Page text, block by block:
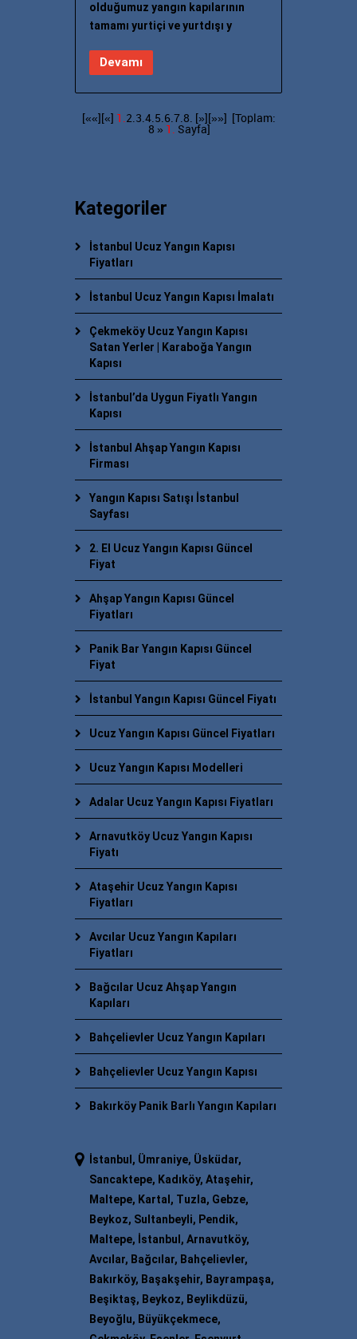
olduğumuz yangın kapılarının
tamamı yurtiçi ve yurtdışı y
Devamı
[««][«] 1.2.3.4.5.6.7.8. [»] [»»]
[Toplam:
8 » 1. Sayfa]
Kategoriler
İstanbul Ucuz Yangın Kapısı
Fiyatları
İstanbul Ucuz Yangın Kapısı İmalatı
Çekmeköy Ucuz Yangın Kapısı
Satan Yerler | Karaboğa Yangın
Kapısı
İstanbul’da Uygun Fiyatlı Yangın
Kapısı
İstanbul Ahşap Yangın Kapısı
Firması
Yangın Kapısı Satışı İstanbul
Sayfası
2. El Ucuz Yangın Kapısı Güncel
Fiyat
Ahşap Yangın Kapısı Güncel
Fiyatları
Panik Bar Yangın Kapısı Güncel
Fiyat
İstanbul Yangın Kapısı Güncel Fiyatı
Ucuz Yangın Kapısı Güncel Fiyatları
Ucuz Yangın Kapısı Modelleri
Adalar Ucuz Yangın Kapısı Fiyatları
Arnavutköy Ucuz Yangın Kapısı
Fiyatı
Ataşehir Ucuz Yangın Kapısı
Fiyatları
Avcılar Ucuz Yangın Kapıları
Fiyatları
Bağcılar Ucuz Ahşap Yangın
Kapıları
Bahçelievler Ucuz Yangın Kapıları
Bahçelievler Ucuz Yangın Kapısı
Bakırköy Panik Barlı Yangın Kapıları
İstanbul, Ümraniye, Üsküdar,
Sancaktepe, Kadıköy, Ataşehir,
Maltepe, Kartal, Tuzla, Gebze,
Beykoz, Sultanbeyli, Pendik,
Maltepe, İstanbul, Arnavutköy,
Avcılar, Bağcılar, Bahçelievler,
Bakırköy, Başakşehir, Bayrampaşa,
Beşiktaş, Beykoz, Beylikdüzü,
Beyoğlu, Büyükçekmece,